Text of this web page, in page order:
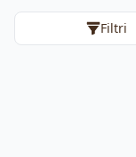
Filtri